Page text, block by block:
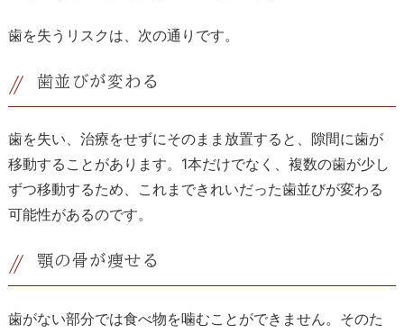
歯を失うリスクは、次の通りです。
歯並びが変わる
歯を失い、治療をせずにそのまま放置すると、隙間に歯が
移動することがあります。 1本だけでなく、複数の歯が少し
ずつ移動するため、これまできれいだった歯並びが変わる
可能性があるのです。
顎の骨が痩せる
歯がない部分では食べ物を噛むことができません。そのた